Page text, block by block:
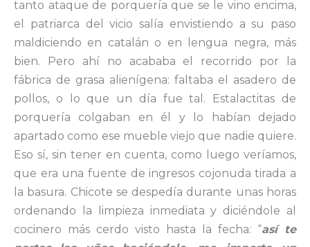
tanto ataque de porquería que se le vino encima,
el patriarca del vicio salía envistiendo a su paso
maldiciendo en catalán o en lengua negra, más
bien. Pero ahí no acababa el recorrido por la
fábrica de grasa alienígena: faltaba el asadero de
pollos, o lo que un día fue tal. Estalactitas de
porquería colgaban en él y lo habían dejado
apartado como ese mueble viejo que nadie quiere.
Eso sí, sin tener en cuenta, como luego veríamos,
que era una fuente de ingresos cojonuda tirada a
la basura. Chicote se despedía durante unas horas
ordenando la limpieza inmediata y diciéndole al
cocinero más cerdo visto hasta la fecha: “así te